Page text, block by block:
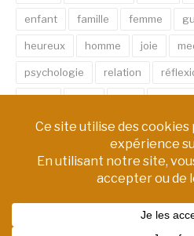
enfant famille femme
heureux homme joie
psychologie relation
santé sexe soin spirituel
vie âme émotion
Thème